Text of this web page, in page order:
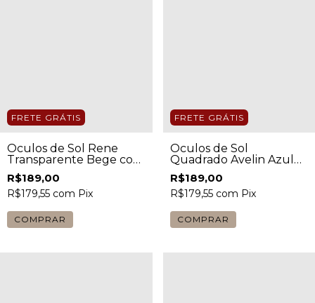
FRETE GRÁTIS
Óculos de Sol Rene
Transparente Bege com
Lente Escura Feminino
R$189,00
R$179,55 com Pix
COMPRAR
FRETE GRÁTIS
Óculos de Sol
Quadrado Avelin Azul
Feminino
R$189,00
R$179,55 com Pix
COMPRAR